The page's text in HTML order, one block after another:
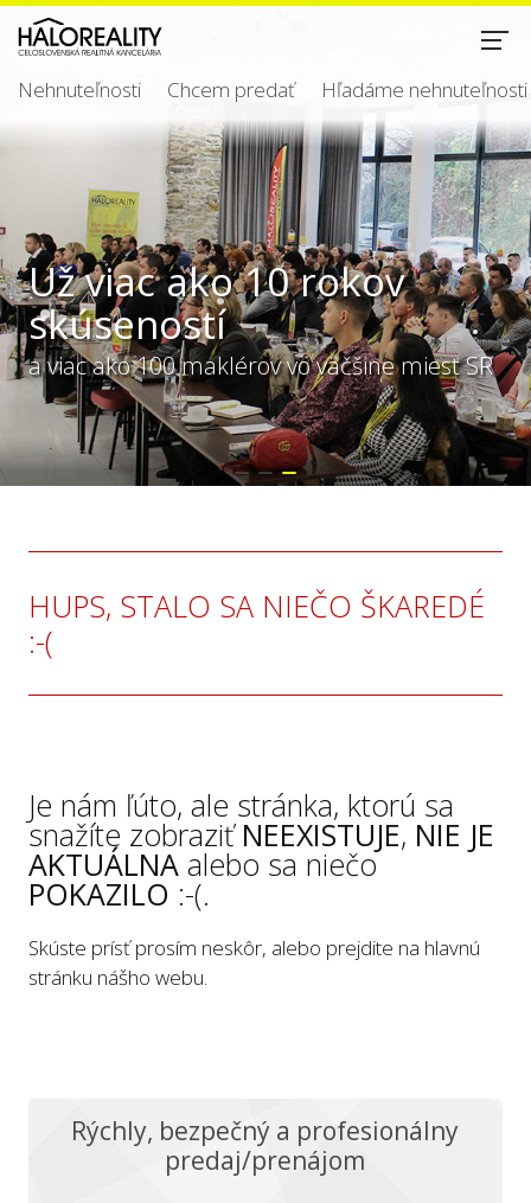
Nehnuteľnosti Chcem predať Hľadáme nehnuteľnosti
Už viac ako 10 rokov
skúseností
a viac ako 100 maklérov vo väčšine miest SR
HUPS, STALO SA NIEČO ŠKAREDÉ
:-(
Je nám ľúto, ale stránka, ktorú sa
snažíte zobraziť NEEXISTUJE, NIE JE
AKTUÁLNAalebo sa niečo
POKAZILO :-(.
Skúste prísť prosím neskôr, alebo prejdite na hlavnú
stránku nášho webu.
Rýchly, bezpečný a profesionálny
predaj/prenájom